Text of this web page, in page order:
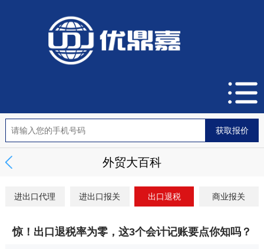
外贸大百科
进出口代理 进出口报关 出口退税 商业报关
惊！出口退税率为零，这3个会计记账要点你知吗？